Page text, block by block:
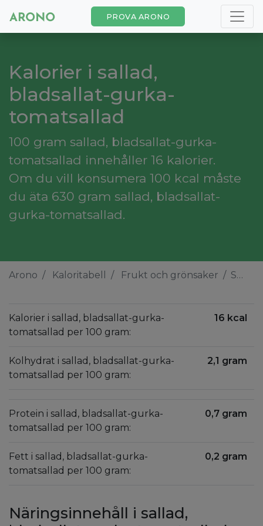
PROVA ARONO
Kalorier i sallad,
bladsallat-gurka-
tomatsallad
100 gram sallad, bladsallat-gurka-
tomatsallad innehåller 16 kalorier.
Om du vill konsumera 100 kcal måste
du äta 630 gram sallad, bladsallat-
gurka-tomatsallad.
Arono Kaloritabell Frukt och grönsaker Sallad, bladsallat-gurka-tomatsallad
Kalorier i sallad, bladsallat-gurka-
tomatsallad per 100 gram:
16 kcal
Kolhydrat i sallad, bladsallat-gurka-
tomatsallad per 100 gram:
2,1 gram
Protein i sallad, bladsallat-gurka-
tomatsallad per 100 gram:
0,7 gram
Fett i sallad, bladsallat-gurka-
tomatsallad per 100 gram:
0,2 gram
Näringsinnehåll i sallad,